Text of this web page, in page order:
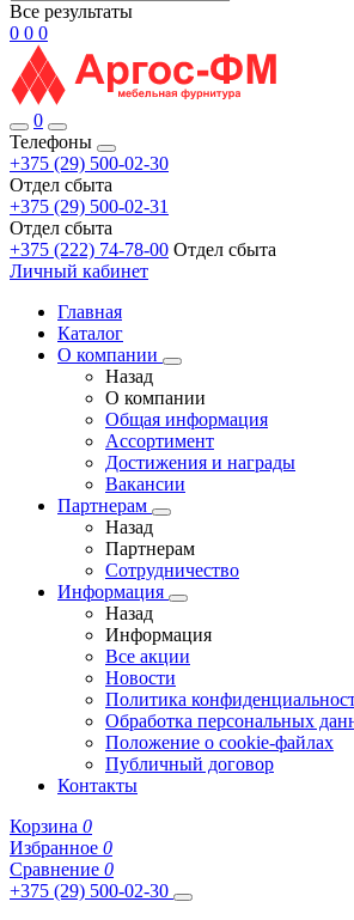
Все результаты
0 0 0
0
Телефоны
+375 (29) 500-02-30
Отдел сбыта
+375 (29) 500-02-31
Отдел сбыта
+375 (222) 74-78-00 Отдел сбыта
Личный кабинет
Главная
Каталог
О компании
Назад
О компании
Общая информация
Ассортимент
Достижения и награды
Вакансии
Партнерам
Назад
Партнерам
Сотрудничество
Информация
Назад
Информация
Все акции
Новости
Политика
Обработка персональных
Положение о cookie-файлах
Публичный договор
Контакты
Корзина 0
Избранное 0
Сравнение 0
+375 (29) 500-02-30